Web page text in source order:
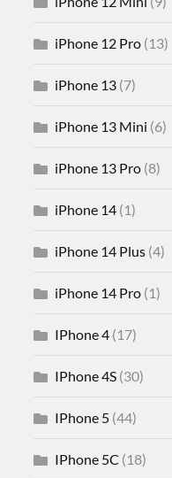
iPhone 12 Pro (13)
iPhone 13 (7)
iPhone 13 Mini (6)
iPhone 13 Pro (8)
iPhone 14 (1)
iPhone 14 Plus (4)
iPhone 14 Pro (1)
IPhone 4 (17)
IPhone 4S (30)
IPhone 5 (44)
IPhone 5C (18)